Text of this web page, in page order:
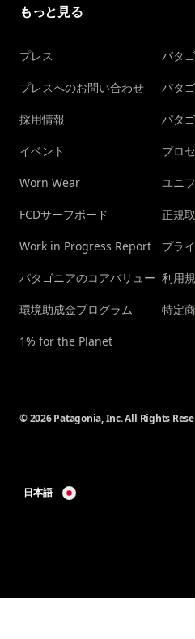
もっと見る
プレス
プレスへのお問い合わせ
採用情報
イベント
Worn Wear
FCDサーフボード
Work in Progress Report
パタゴニアのコアバリュー
環境助成金プログラム
1% for the Planet
パタ
パタ
パタ
プロ
ユニ
正規
プラ
利用
特定
© 2026 Patagonia, Inc. All Rights
日本語